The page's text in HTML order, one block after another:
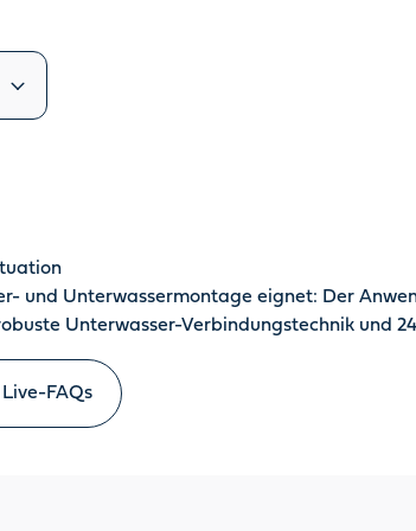
und Unterwassermontage eignet: Der
Unterwasser-Verbindungstechnik und
FAQs